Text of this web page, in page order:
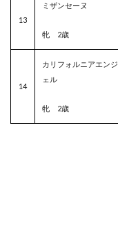
13
ミザンセーヌ
牝 2歳
14
カリフォルニアエンジ
ェル
牝 2歳